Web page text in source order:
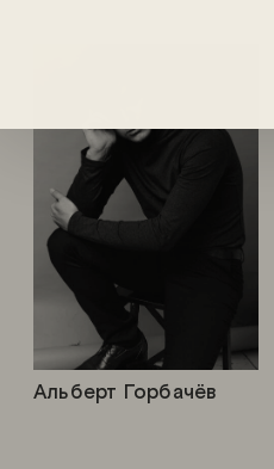
Альберт Горбачёв